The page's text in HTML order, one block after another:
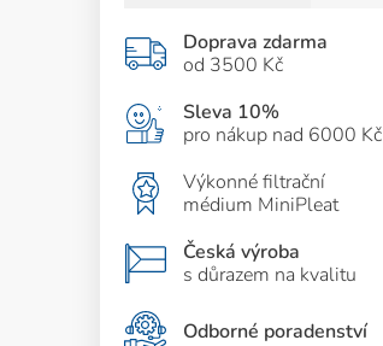
Doprava zdarma
od 3500 Kč
Sleva 10%
pro nákup nad 6000 Kč
Výkonné filtrační
médium MiniPleat
Česká výroba
s důrazem na kvalitu
Odborné poradenství